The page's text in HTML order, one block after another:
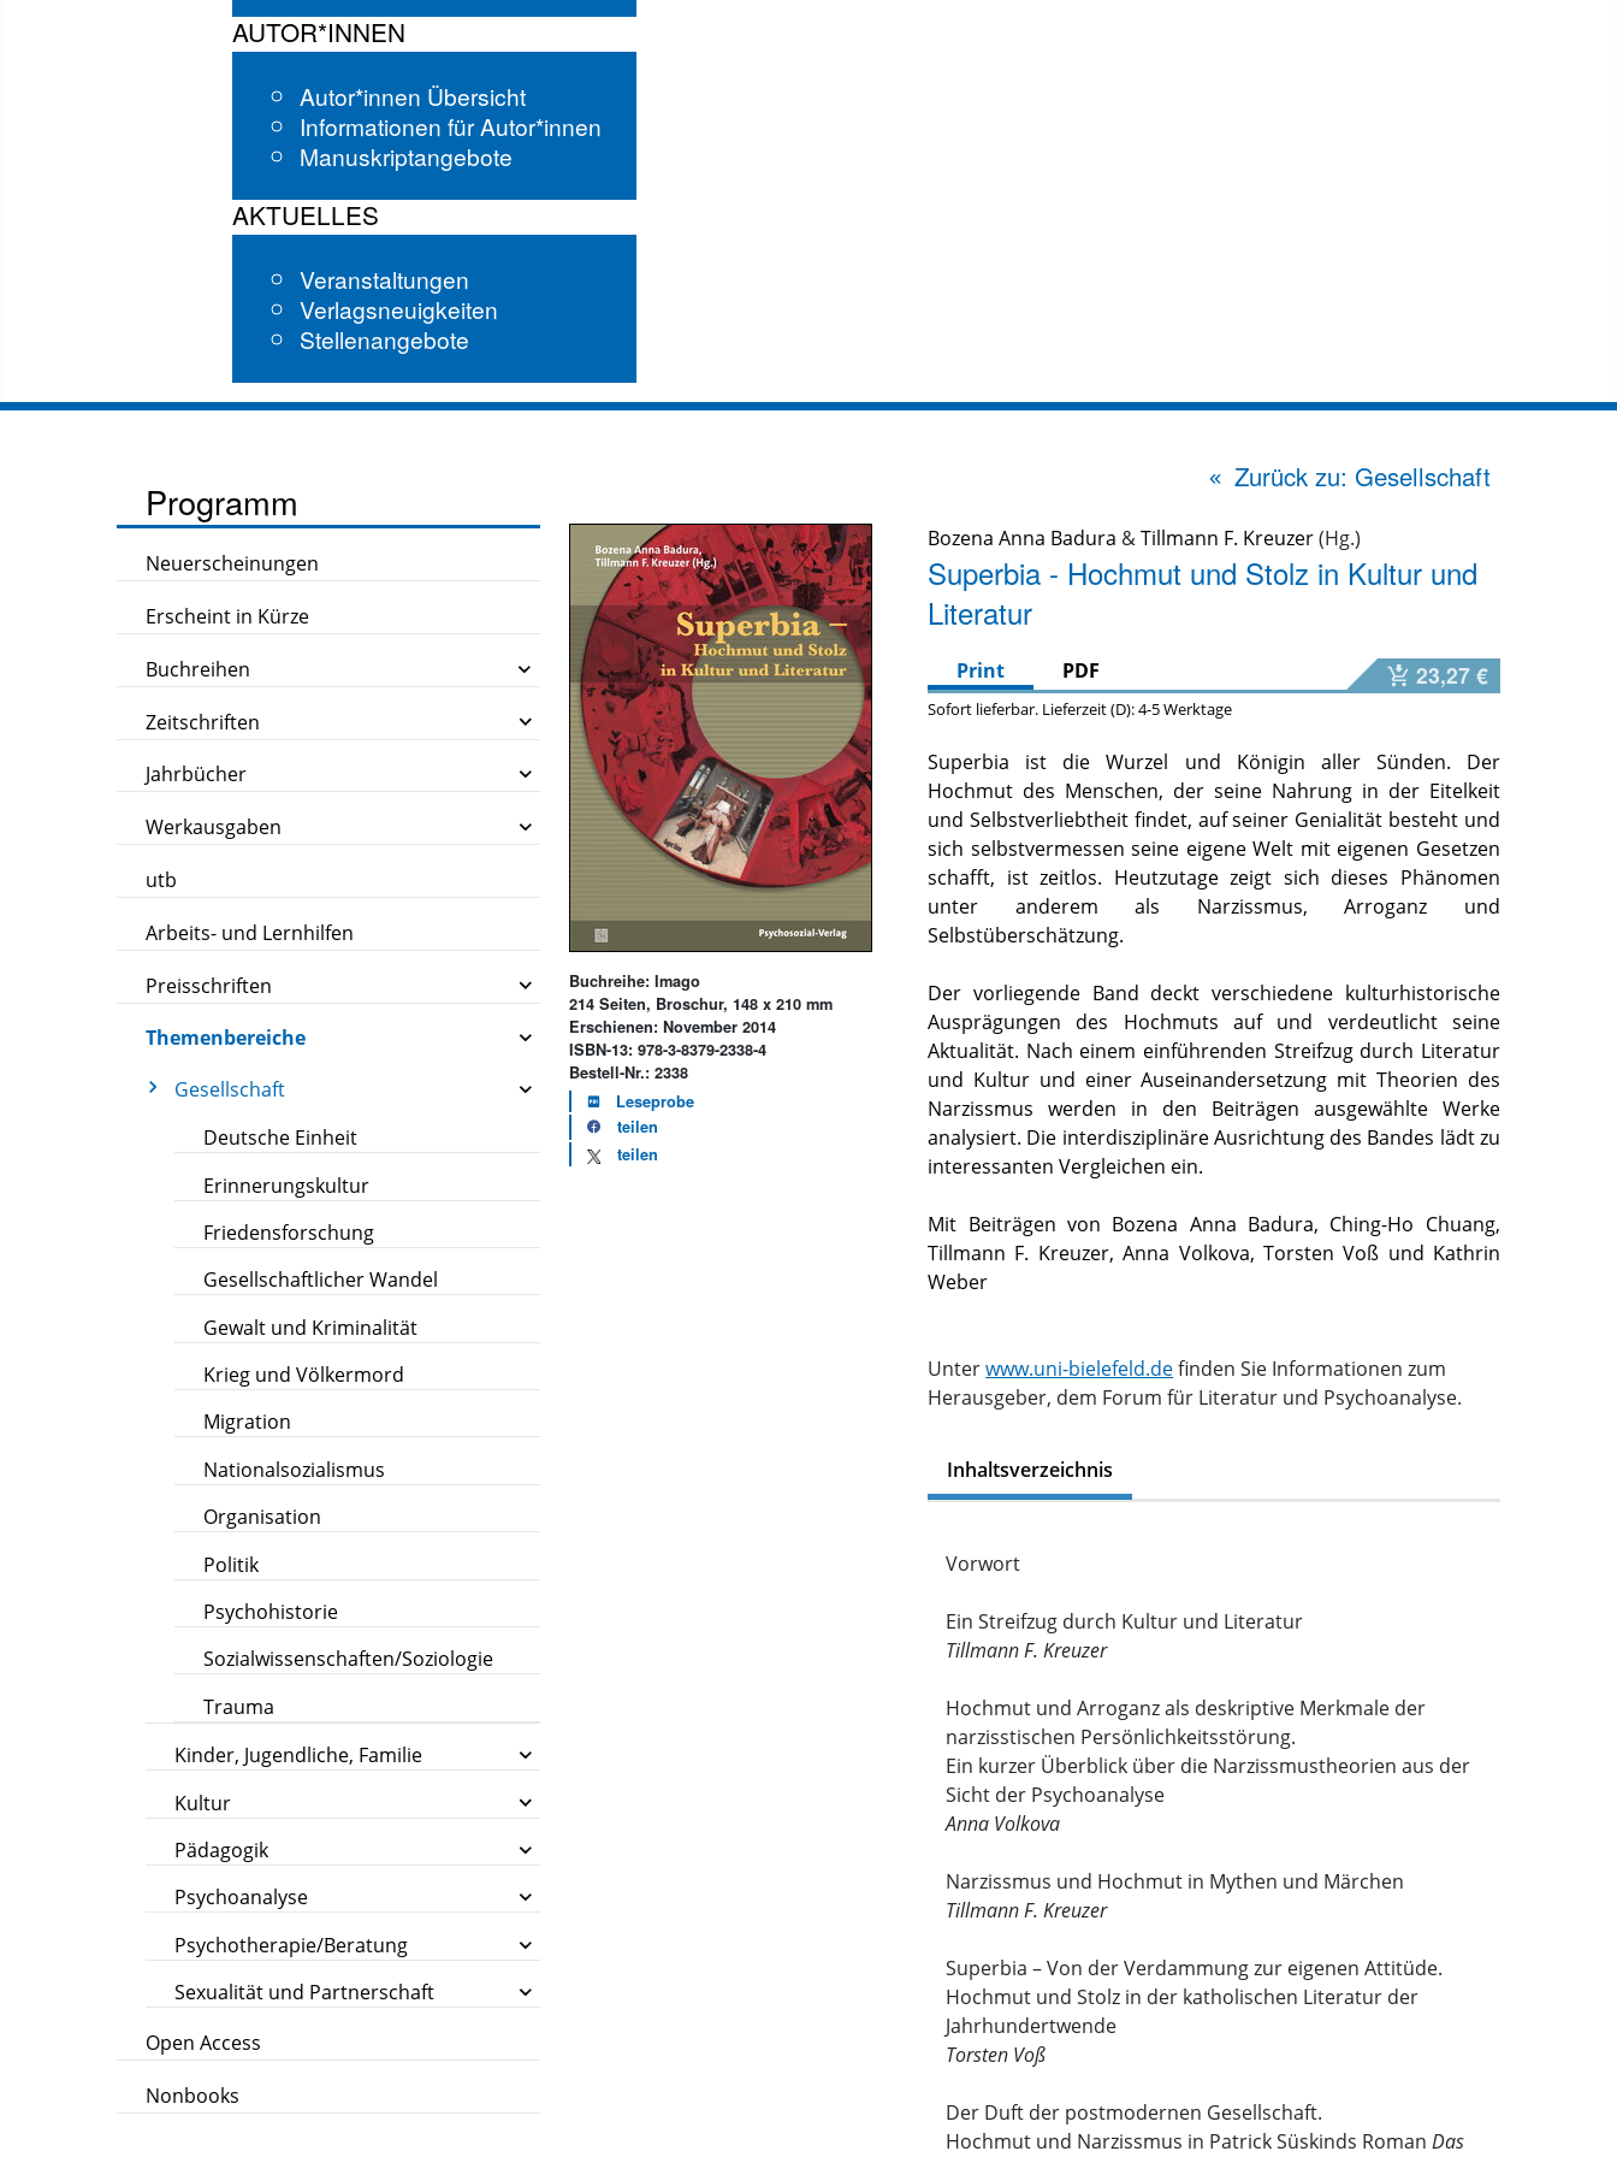
AUTOR*INNEN
Autor*innen Übersicht
Informationen für Autor*innen
Manuskriptangebote
AKTUELLES
Veranstaltungen
Verlagsneuigkeiten
Stellenangebote
Programm
Neuerscheinungen
Erscheint in Kürze
Buchreihen
Zeitschriften
Jahrbücher
Werkausgaben
utb
Arbeits- und Lernhilfen
Preisschriften
Themenbereiche
Gesellschaft
Deutsche Einheit
Erinnerungskultur
Friedensforschung
Gesellschaftlicher Wandel
Gewalt und Kriminalität
Krieg und Völkermord
Migration
Nationalsozialismus
Organisation
Politik
Psychohistorie
Sozialwissenschaften/Soziologie
Trauma
Kinder, Jugendliche, Familie
Kultur
Pädagogik
Psychoanalyse
Psychotherapie/Beratung
Sexualität und Partnerschaft
Open Access
Nonbooks
Zurück zu: Gesellschaft
Buchreihe: Imago
214 Seiten, Broschur, 148 x 210 mm
Erschienen: November 2014
ISBN-13: 978-3-8379-2338-4
Bestell-Nr.: 2338
Leseprobe
teilen
teilen
Bozena Anna Badura &Tillmann F. Kreuzer
Superbia - Hochmut und Stolz in Kultur und
Literatur
Print PDF 23,27 €
Sofort lieferbar. Lieferzeit (D): 4-5 Werktage
Superbia ist die Wurzel und Königin aller Sünden. Der
Hochmut des Menschen, der seine Nahrung in der Eitelkeit
und Selbstverliebtheit findet, auf seiner Genialität besteht und
sich selbstvermessen seine eigene Welt mit eigenen Gesetzen
schafft, ist zeitlos. Heutzutage zeigt sich dieses Phänomen
unter anderem als Narzissmus, Arroganz und
Selbstüberschätzung.
Der vorliegende Band deckt verschiedene kulturhistorische
Ausprägungen des Hochmuts auf und verdeutlicht seine
Aktualität. Nach einem einführenden Streifzug durch Literatur
und Kultur und einer Auseinandersetzung mit Theorien des
Narzissmus werden in den Beiträgen ausgewählte Werke
analysiert. Die interdisziplinäre Ausrichtung des Bandes lädt zu
interessanten Vergleichen ein.
Mit Beiträgen von Bozena Anna Badura, Ching-Ho Chuang,
Tillmann F. Kreuzer, Anna Volkova, Torsten Voß und Kathrin
Weber
Unterwww.uni-bielefeld.definden Sie Informationen zum
Herausgeber, dem Forum für Literatur und Psychoanalyse.
Inhaltsverzeichnis
Vorwort
Ein Streifzug durch Kultur und Literatur
Tillmann F. Kreuzer
Hochmut und Arroganz als deskriptive Merkmale der
narzisstischen Persönlichkeitsstörung.
Ein kurzer Überblick über die Narzissmustheorien aus der
Sicht der Psychoanalyse
Anna Volkova
Narzissmus und Hochmut in Mythen und Märchen
Tillmann F. Kreuzer
Superbia – Von der Verdammung zur eigenen Attitüde.
Hochmut und Stolz in der katholischen Literatur der
Jahrhundertwende
Torsten Voß
Der Duft der postmodernen Gesellschaft.
Hochmut und Narzissmus in Patrick Süskinds RomanDas